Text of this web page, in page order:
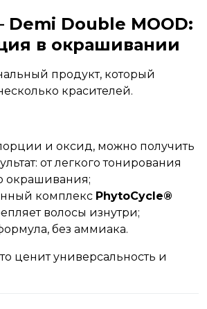
Double MOOD:
в окрашивании
продукт, который
красителей.
и оксид, можно получить
от легкого тонирования
окрашивания;
комплекс PhytoCycle®
волосы изнутри;
без аммиака.
ценит универсальность и